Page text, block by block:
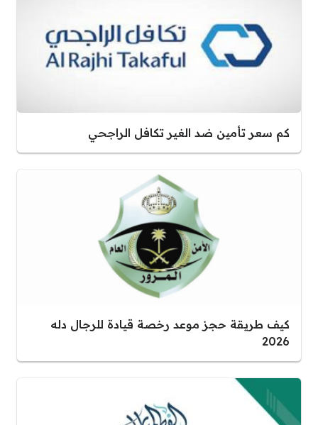
كم سعر تأمين ضد الغير تكافل الراجحي
كيف طريقة حجز موعد رخصة قيادة للرجال دله
2026